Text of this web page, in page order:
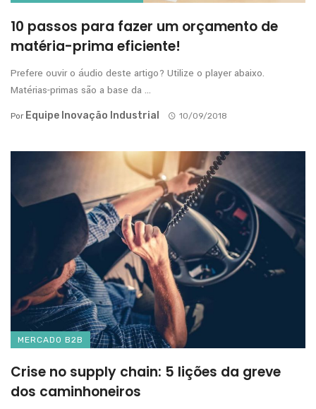
10 passos para fazer um orçamento de
matéria-prima eficiente!
Prefere ouvir o áudio deste artigo? Utilize o player abaixo.
Matérias-primas são a base da ...
Por Equipe Inovação Industrial 10/09/2018
MERCADO B2B
Crise no supply chain: 5 lições da greve
dos caminhoneiros